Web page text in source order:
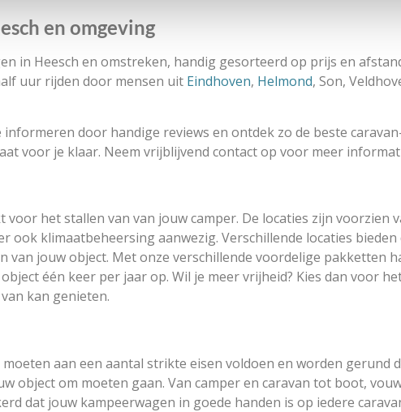
en omgeving
in Heesch en omstreken, handig gesorteerd op prijs en
uur rijden door mensen uit Eindhoven, Helmond, Son,
door handige reviews en ontdek zo de beste
voor je klaar. Neem vrijblijvend contact op voor meer
het stallen van van jouw camper. De locaties zijn voorzien
klimaatbeheersing aanwezig. Verschillende locaties
jouw object. Met onze verschillende voordelige pakketten
één keer per jaar op. Wil je meer vrijheid? Kies dan voor
kan genieten.
aan een aantal strikte eisen voldoen en worden gerund
object om moeten gaan. Van camper en caravan tot boot,
dat jouw kampeerwagen in goede handen is op iedere